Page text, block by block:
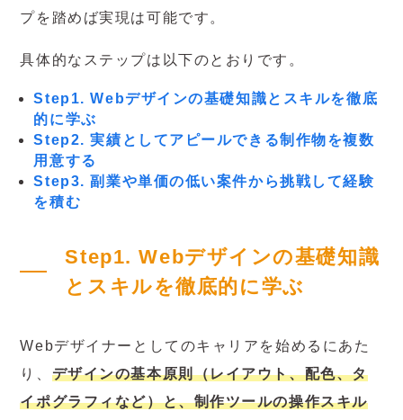
プを踏めば実現は可能です。
具体的なステップは以下のとおりです。
Step1. Webデザインの基礎知識とスキルを徹底
的に学ぶ
Step2. 実績としてアピールできる制作物を複数
用意する
Step3. 副業や単価の低い案件から挑戦して経験
を積む
Step1. Webデザインの基礎知識
とスキルを徹底的に学ぶ
Webデザイナーとしてのキャリアを始めるにあた
り、 デザインの基本原則（レイアウト、配色、タ
イポグラフィなど）と、制作ツールの操作スキル